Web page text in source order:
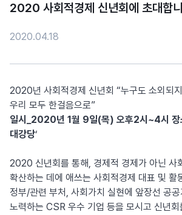
2020 사회적경제 신년회에 초대합
2020.04.18
2020년 사회적경제 신년회 “누구도 소외되
우리 모두 한걸음으로”
일시_2020년 1월 9일(목) 오후2시~4시 장
대강당‘
2020 신년회를 통해, 경제적 경제가 아닌 사
확산하는 데에 애쓰는 사회적경제 대표 및 활
정부/관련 부처, 사회가치 실현에 앞장선 공공
노력하는 CSR 우수 기업 등을 모시고 신년